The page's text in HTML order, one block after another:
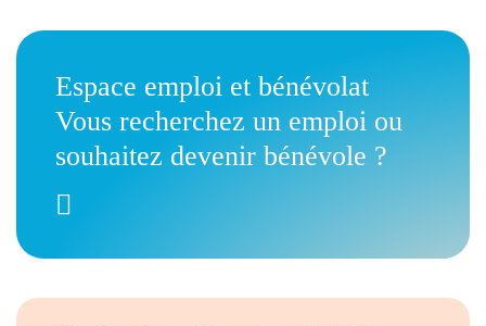
Espace emploi et bénévolat
Vous recherchez un emploi ou
souhaitez devenir bénévole ?